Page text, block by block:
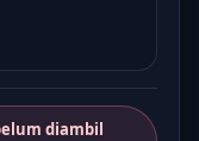
diambil